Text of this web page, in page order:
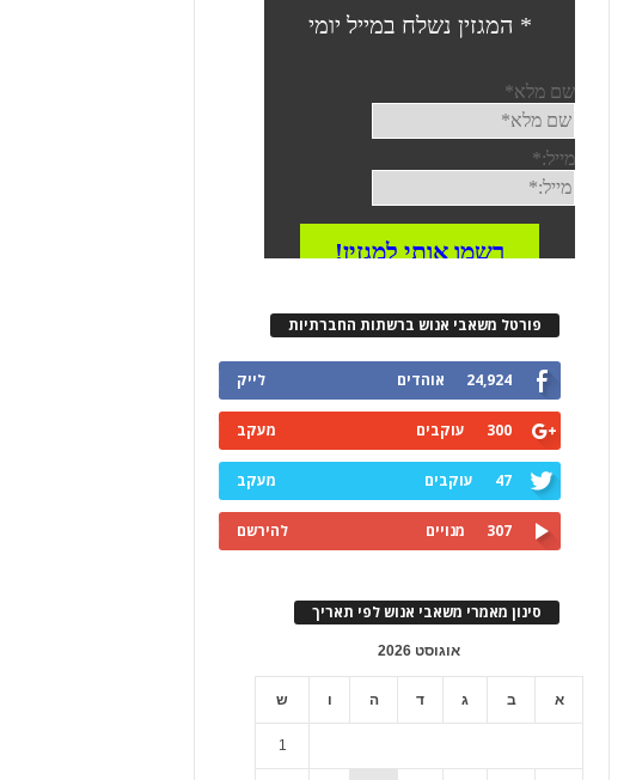
פורטל משאבי אנוש ברשתות החברתיות
24,924 אוהדים לייק
300 עוקבים מעקב
47 עוקבים מעקב
307 מנויים להירשם
סינון מאמרי משאבי אנוש לפי תאריך
אוגוסט 2026
א ב ג ד ה ו ש
1